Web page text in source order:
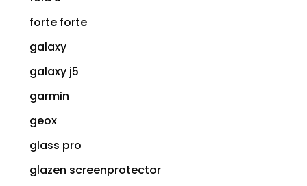
forte forte
galaxy
galaxy j5
garmin
geox
glass pro
glazen screenprotector